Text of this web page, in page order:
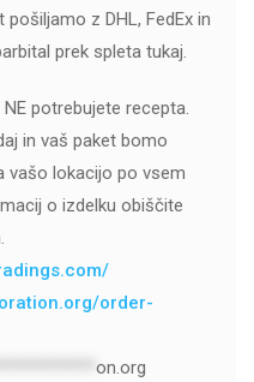
z DHL, FedEx in
prek spleta tukaj.
potrebujete recepta.
in vaš paket bomo
vašo lokacijo po vsem
o izdelku obiščite
order-
on.org